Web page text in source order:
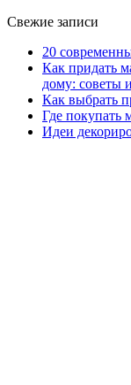
Свежие записи
20
Как придать
дому: советы
Как выбрать
Где покупать
Идеи